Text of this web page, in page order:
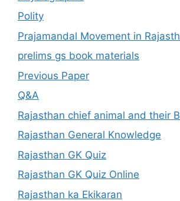
Polity
Prajamandal Movement in
prelims gs book materials
Previous Paper
Q&A
Rajasthan chief animal and their
Rajasthan General Knowledge
Rajasthan GK Quiz
Rajasthan GK Quiz Online
Rajasthan ka Ekikaran